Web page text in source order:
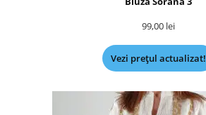
99,00 lei
Vezi prețul actualizat!